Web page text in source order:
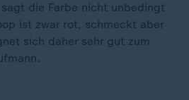
die Farbe nicht unbedingt
ist zwar rot, schmeckt aber
sich daher sehr gut zum